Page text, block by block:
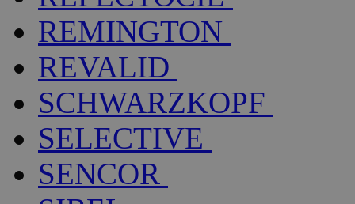
REMINGTON
REVALID
SCHWARZKOPF
SELECTIVE
SENCOR